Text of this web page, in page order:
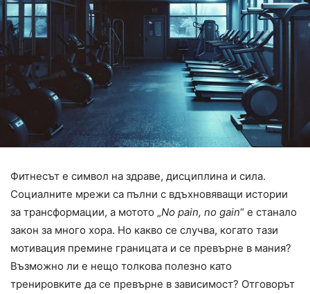
Фитнесът е символ на здраве, дисциплина и сила.
Социалните мрежи са пълни с вдъхновяващи истории
за трансформации, а мотото „No pain, no gain“ е станало
закон за много хора. Но какво се случва, когато тази
мотивация премине границата и се превърне в мания?
Възможно ли е нещо толкова полезно като
тренировките да се превърне в зависимост? Отговорът